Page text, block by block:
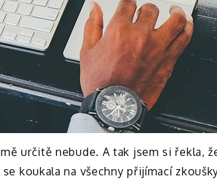
určitě nebude. A tak jsem si řekla,
koukala na všechny přijímací